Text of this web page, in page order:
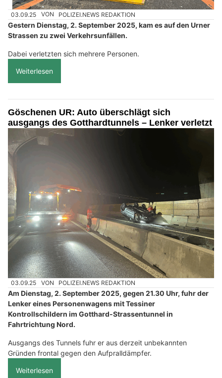
03.09.25 VON POLIZEI.NEWS REDAKTION
Gestern Dienstag, 2. September 2025, kam es auf den Urner
Strassen zu zwei Verkehrsunfällen.
Dabei verletzten sich mehrere Personen.
Weiterlesen
Göschenen UR: Auto überschlägt sich
ausgangs des Gotthardtunnels – Lenker verletzt
03.09.25 VON POLIZEI.NEWS REDAKTION
Am Dienstag, 2. September 2025, gegen 21.30 Uhr, fuhr der
Lenker eines Personenwagens mit Tessiner
Kontrollschildern im Gotthard-Strassentunnel in
Fahrtrichtung Nord.
Ausgangs des Tunnels fuhr er aus derzeit unbekannten
Gründen frontal gegen den Aufpralldämpfer.
Weiterlesen